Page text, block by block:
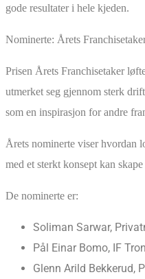
gode resultater i hele kjeden.
Nominerte: Årets
Prisen Årets Franchisetaker
utmerket seg gjennom sterk
som en inspirasjon for andre
Årets nominerte viser hvordan
med et sterkt konsept kan
De nominerte er:
Soliman Sarwar,
Pål Einar Bomo, IF
Glenn Arild Bekkerud,